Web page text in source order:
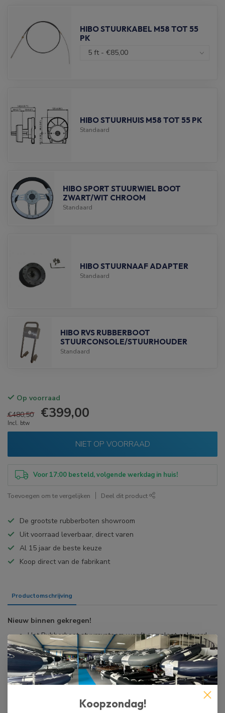
HIBO STUURKABEL M58 TOT 55
PK
HIBO STUURHUIS M58 TOT 55 PK
Standaard
HIBO SPORT STUURWIEL BOOT
ZWART/WIT CHROOM
Standaard
HIBO STUURNAAF ADAPTER
Standaard
HIBO RVS RUBBERBOOT
STUURCONSOLE/STUURHOUDER
Standaard
Op voorraad
€480,50
€399,00
Incl. btw
NIET OP VOORRAAD
Voor 17:00 besteld, volgende werkdag in huis!
Toevoegen om te vergelijken Deel dit product
De grootste rubberboten showroom
Uit voorraad leverbaar, direct varen
Al 15 jaar de beste keuze
Koop direct van de fabrikant
Productomschrijving
Nieuw binnen gekregen!
Het Rubberboot stuursysteem wordt compleet geleverd,
het pakket bestaat uit: RVS stuurhouder, stuurhuis, M58
stuurkabel en stuurwiel.
De RVS stuurhouder is gemaakt van SUS316 en daardoor
is het zoutwater bestendig.
Hoogte van het RVS stuurhouder is 82 cm, de breedte is
20 cm en de diameter van de buis is 32 mm.
Koopzondag!